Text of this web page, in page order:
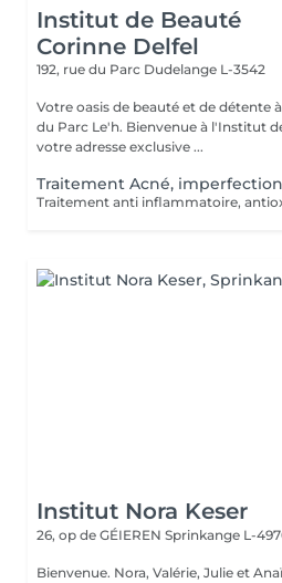
Institut de Beauté
Corinne Delfel
192, rue du Parc Dudelange L-3542
Votre oasis de beauté et de détente
du Parc Le'h. Bienvenue à l'Institut de Beauté Corinne Delfel,
votre adresse exclusive ...
Traitement Acné,
Institut Nora Keser
26, op de GÉIEREN Sprinkange L-
Bienvenue. Nora, Valérie, Julie et Anaïs vous accueillent dans un